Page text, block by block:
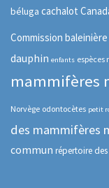
béluga cachalot
Commission
dauphin enfants espèces
mammifères
Norvège odontocètes petit
des mammifères
commun répertoire